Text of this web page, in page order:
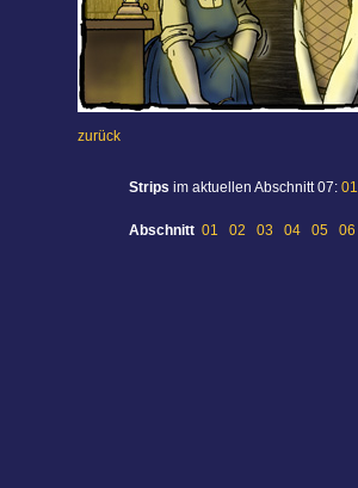
zurück
Strips im aktuellen Abschnitt 07: 01
Abschnitt 01 02 03 04 05 06